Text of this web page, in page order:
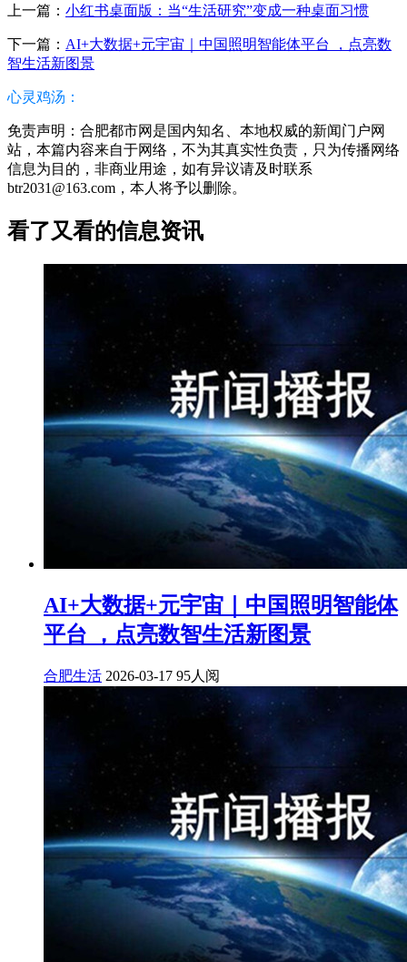
上一篇： 小红书桌面版：当“生活研究”变成一种桌面习惯
下一篇： AI+大数据+元宇宙｜中国照明智能体平台 ，点亮数
智生活新图景
心灵鸡汤：
免责声明：合肥都市网是国内知名、本地权威的新闻门户网
站，本篇内容来自于网络，不为其真实性负责，只为传播网络
信息为目的，非商业用途，如有异议请及时联系
btr2031@163.com，本人将予以删除。
看了又看的信息资讯
AI+大数据+元宇宙｜中国照明智能体
平台 ，点亮数智生活新图景
合肥生活 2026-03-17 95人阅